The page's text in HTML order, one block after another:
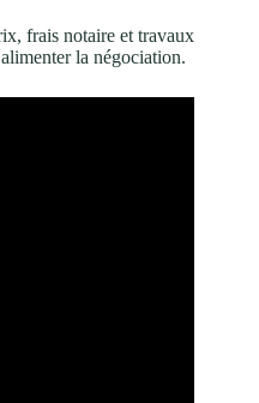
frais notaire et travaux
la négociation.